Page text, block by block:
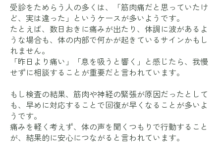
受診をためらう人の多くは、「筋肉痛だと思っていたけ
ど、実は違った」というケースが多いようです。
たとえば、数日おきに痛みが出たり、体調に波があるよ
うな場合も、体の内部で何かが起きているサインかもし
れません。
「昨日より痛い」「息を吸うと響く」と感じたら、我慢
せずに相談することが重要だと言われています。
もし検査の結果、筋肉や神経の緊張が原因だったとして
も、早めに対応することで回復が早くなることが多いよ
うです。
痛みを軽く考えず、体の声を聞くつもりで行動すること
が、結果的に安心につながると言われています。